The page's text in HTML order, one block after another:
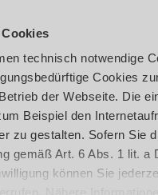
technisch notwendige
Cookies
der Webseite. Die
Beispiel den
zu gestalten. Sofern Sie
gemäß Art. 6 Abs. 1 lit. a
können Sie